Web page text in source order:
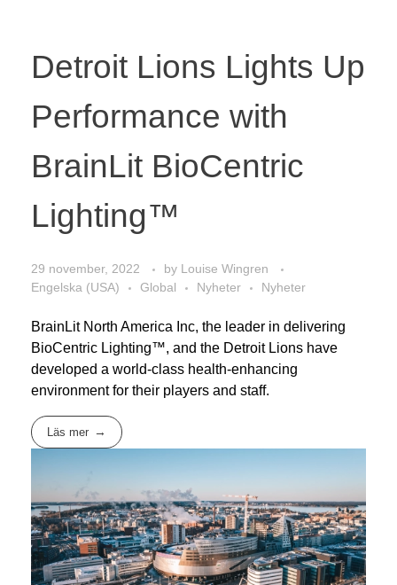
Detroit Lions Lights Up
Performance with
BrainLit BioCentric
Lighting™
29 november, 2022 by Louise Wingren
Engelska (USA)
Global Nyheter Nyheter
BrainLit North America Inc, the leader in delivering
BioCentric Lighting™, and the Detroit Lions have
developed a world-class health-enhancing
environment for their players and staff.
Läs mer